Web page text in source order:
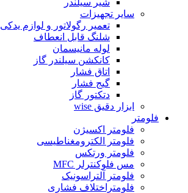
شیر سیلندر
سایر تجهیزات
تعمیر رگولاتور و لوازم یدکی
شلنگ قابل انعطاف
لوله مانیسمان
کانکشن سیلندر گاز
اتاق فشار
گیج فشار
دتکتور گاز
ابزار دقیق wise
فلومتر
فلومتر اکسیژن
فلومتر الکترومغناطیسی
فلومتر ورتکس
مس فلوکنترلر MFC
فلومتر آلتراسونیک
فلومتراختلاف فشاری